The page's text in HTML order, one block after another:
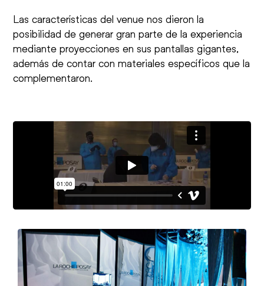
Las características del venue nos dieron la
posibilidad de generar gran parte de la experiencia
mediante proyecciones en sus pantallas gigantes,
además de contar con materiales específicos que la
complementaron.